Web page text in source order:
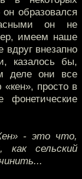
образовался
он не
имеем наше
внезапно
казалось бы,
деле они все
просто в
фонетические
- это что,
как сельский